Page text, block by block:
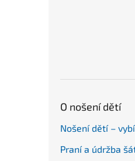
O nošení dětí
Nošení dětí –
Praní a údržba